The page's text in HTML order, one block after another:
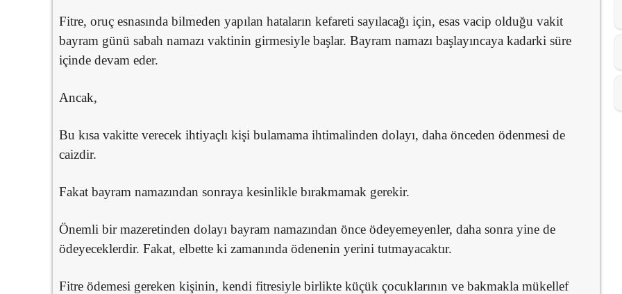
Fitre, oruç esnasında bilmeden yapılan hataların kefareti sayılacağı için, esas vacip olduğu vakit
bayram günü sabah namazı vaktinin girmesiyle başlar. Bayram namazı başlayıncaya kadarki süre
içinde devam eder.
Ancak,
Bu kısa vakitte verecek ihtiyaçlı kişi bulamama ihtimalinden dolayı, daha önceden ödenmesi de
caizdir.
Fakat bayram namazından sonraya kesinlikle bırakmamak gerekir.
Önemli bir mazeretinden dolayı bayram namazından önce ödeyemeyenler, daha sonra yine de
ödeyeceklerdir. Fakat, elbette ki zamanında ödenenin yerini tutmayacaktır.
Fitre ödemesi gereken kişinin, kendi fitresiyle birlikte küçük çocuklarının ve bakmakla mükellef